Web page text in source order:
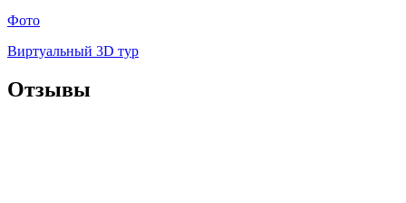
Фото
Виртуальный 3D тур
Отзывы